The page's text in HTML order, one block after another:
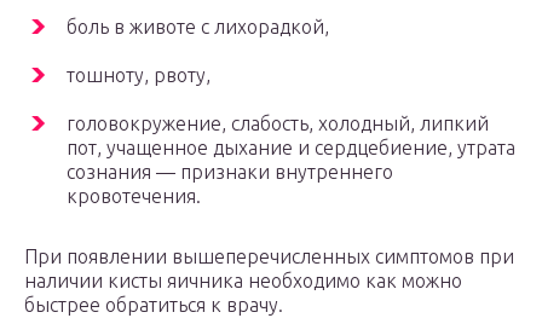
боль в животе с лихорадкой,
тошноту, рвоту,
головокружение, слабость, холодный, липкий
пот, учащенное дыхание и сердцебиение, утрата
сознания — признаки внутреннего
кровотечения.
При появлении вышеперечисленных симптомов при
наличии кисты яичника необходимо как можно
быстрее обратиться к врачу.